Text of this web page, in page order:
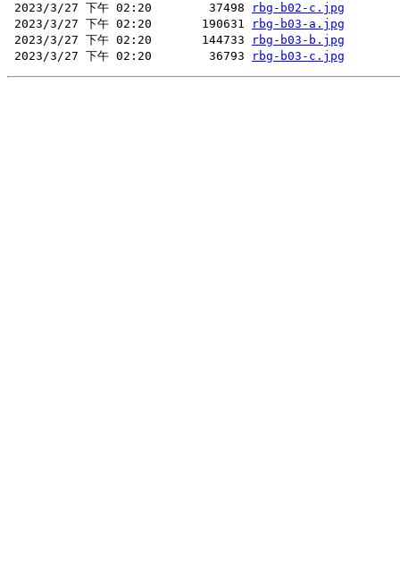
2023/3/27 下午 02:20        37498
rbg-b02-c.jpg
2023/3/27 下午 02:20       190631
rbg-b03-a.jpg
2023/3/27 下午 02:20       144733
rbg-b03-b.jpg
2023/3/27 下午 02:20        36793
rbg-b03-c.jpg